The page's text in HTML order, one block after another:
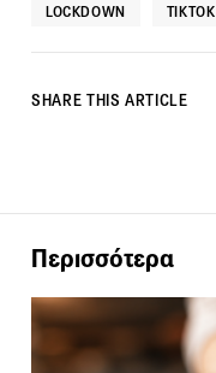
LOCKDOWN TIKTOK
SHARE THIS ARTICLE
Περισσότερα